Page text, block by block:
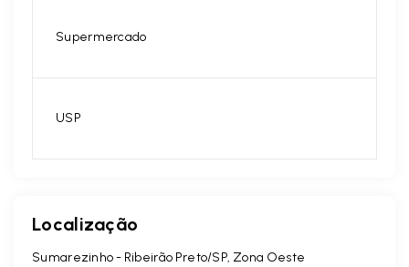
Supermercado
USP
Localização
Sumarezinho - Ribeirão Preto/SP, Zona Oeste